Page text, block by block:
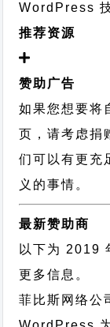
WordPress
推荐资源
赞助广告
如果您想要将
页，请考虑
们可以有更充
义的事情。
最新赞助商
以下为 2019
更多信息。
菲比斯网络公